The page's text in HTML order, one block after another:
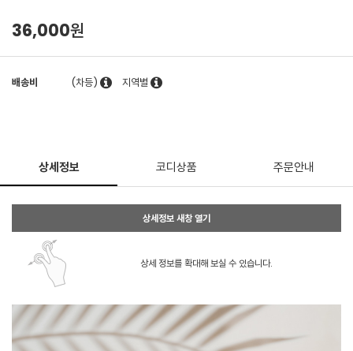
36,000원
배송비 (차등) 지역별
상세정보 코디상품 주문안내
상세정보 새창 열기
상세 정보를 확대해 보실 수 있습니다.